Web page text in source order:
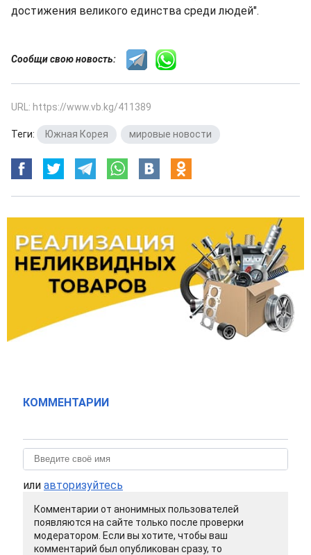
достижения великого единства среди людей".
Сообщи свою новость:
URL: https://www.vb.kg/411389
Теги: Южная Корея мировые новости
КОММЕНТАРИИ
или авторизуйтесь
Комментарии от анонимных пользователей
появляются на сайте только после проверки
модератором. Если вы хотите, чтобы ваш
комментарий был опубликован сразу, то